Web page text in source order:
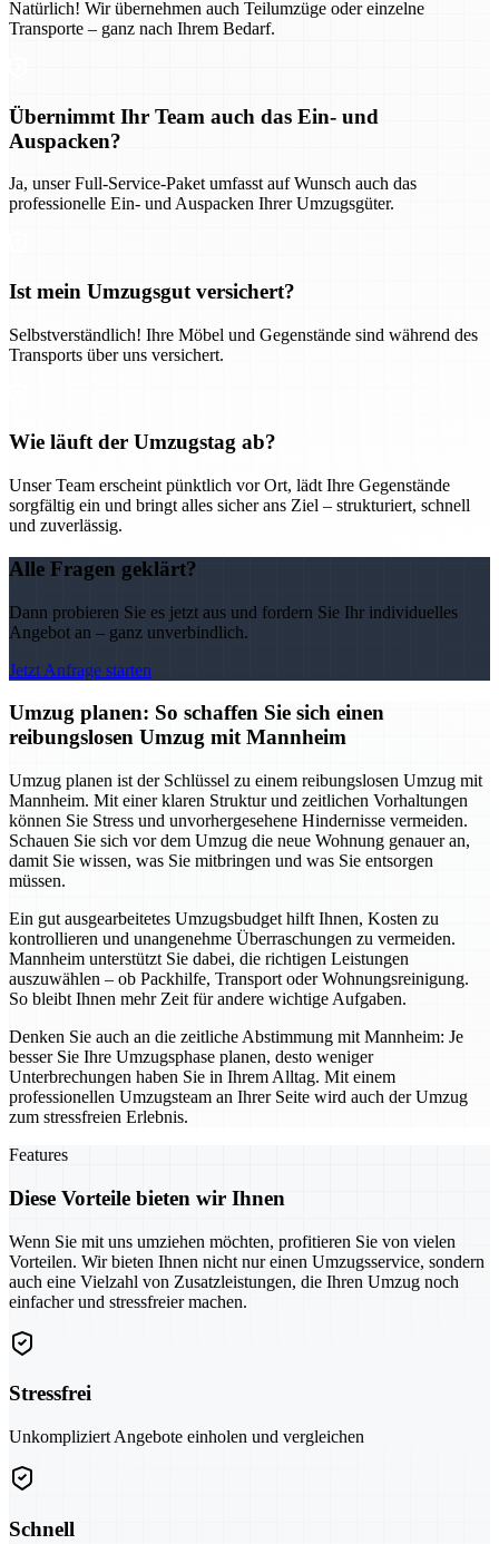
Natürlich! Wir übernehmen auch Teilumzüge oder einzelne
Transporte – ganz nach Ihrem Bedarf.
Übernimmt Ihr Team auch das Ein- und
Auspacken?
Ja, unser Full-Service-Paket umfasst auf Wunsch auch das
professionelle Ein- und Auspacken Ihrer Umzugsgüter.
Ist mein Umzugsgut versichert?
Selbstverständlich! Ihre Möbel und Gegenstände sind während des
Transports über uns versichert.
Wie läuft der Umzugstag ab?
Unser Team erscheint pünktlich vor Ort, lädt Ihre Gegenstände
sorgfältig ein und bringt alles sicher ans Ziel – strukturiert, schnell
und zuverlässig.
Alle Fragen geklärt?
Dann probieren Sie es jetzt aus und fordern Sie Ihr individuelles
Angebot an – ganz unverbindlich.
Jetzt Anfrage starten
Umzug planen: So schaffen Sie sich einen
reibungslosen Umzug mit Mannheim
Umzug planen ist der Schlüssel zu einem reibungslosen Umzug mit
Mannheim. Mit einer klaren Struktur und zeitlichen Vorhaltungen
können Sie Stress und unvorhergesehene Hindernisse vermeiden.
Schauen Sie sich vor dem Umzug die neue Wohnung genauer an,
damit Sie wissen, was Sie mitbringen und was Sie entsorgen
müssen.
Ein gut ausgearbeitetes Umzugsbudget hilft Ihnen, Kosten zu
kontrollieren und unangenehme Überraschungen zu vermeiden.
Mannheim unterstützt Sie dabei, die richtigen Leistungen
auszuwählen – ob Packhilfe, Transport oder Wohnungsreinigung.
So bleibt Ihnen mehr Zeit für andere wichtige Aufgaben.
Denken Sie auch an die zeitliche Abstimmung mit Mannheim: Je
besser Sie Ihre Umzugsphase planen, desto weniger
Unterbrechungen haben Sie in Ihrem Alltag. Mit einem
professionellen Umzugsteam an Ihrer Seite wird auch der Umzug
zum stressfreien Erlebnis.
Features
Diese Vorteile bieten wir Ihnen
Wenn Sie mit uns umziehen möchten, profitieren Sie von vielen
Vorteilen. Wir bieten Ihnen nicht nur einen Umzugsservice, sondern
auch eine Vielzahl von Zusatzleistungen, die Ihren Umzug noch
einfacher und stressfreier machen.
Stressfrei
Unkompliziert Angebote einholen und vergleichen
Schnell